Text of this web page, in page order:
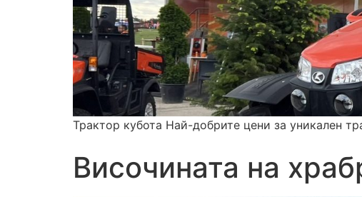
Трактор кубота Най-добрите цени за уникален
Височината на